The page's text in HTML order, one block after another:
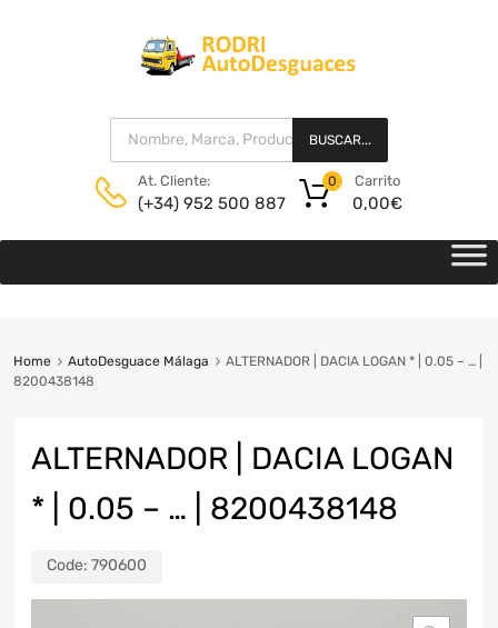
BUSCAR...
At. Cliente:
(+34) 952 500 887
Carrito
0,00€
0
Home AutoDesguace Málaga
ALTERNADOR | DACIA LOGAN * | 0.05 – … |
8200438148
ALTERNADOR | DACIA LOGAN
* | 0.05 – … | 8200438148
Code: 790600